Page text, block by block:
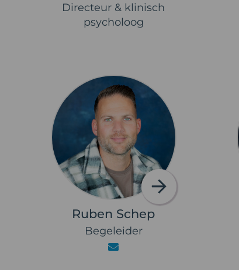
Directeur & klinisch
psycholoog
Ruben Schep
Begeleider